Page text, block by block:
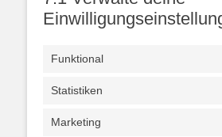
Funktional
Statistiken
Marketing